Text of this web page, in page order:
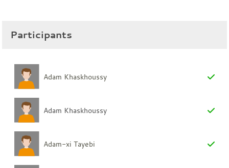
Participants
Adam Khaskhoussy
Adam Khaskhoussy
Adam-xi Tayebi